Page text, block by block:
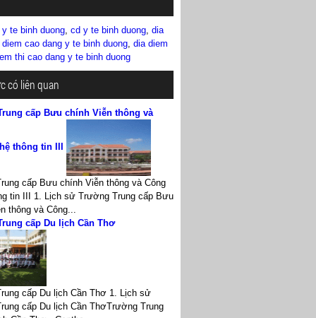
te binh duong, cd y te binh duong, dia
diem cao dang y te binh duong, dia diem
thi cao dang y te binh duong
có liên quan
cấp Bưu chính Viễn thông và
thông tin III
cấp Bưu chính Viễn thông và Công
tin III 1. Lịch sử Trường Trung cấp Bưu
thông và Công...
cấp Du lịch Cần Thơ
cấp Du lịch Cần Thơ 1. Lịch sử
cấp Du lịch Cần ThơTrường Trung